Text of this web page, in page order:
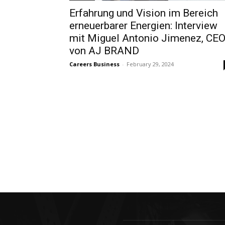
Erfahrung und Vision im Bereich
erneuerbarer Energien: Interview
mit Miguel Antonio Jimenez, CEO
von AJ BRAND
Careers Business - February 29, 2024